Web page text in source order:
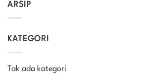
ARSIP
KATEGORI
Tak ada kategori